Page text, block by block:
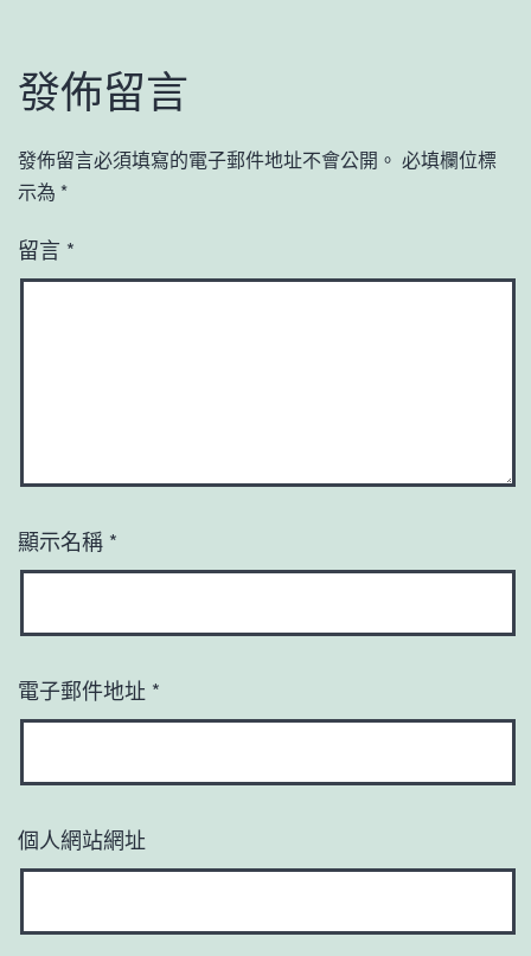
發佈留言
發佈留言必須填寫的電子郵件地址不會公開。 必填欄位標
示為 *
留言 *
顯示名稱 *
電子郵件地址 *
個人網站網址